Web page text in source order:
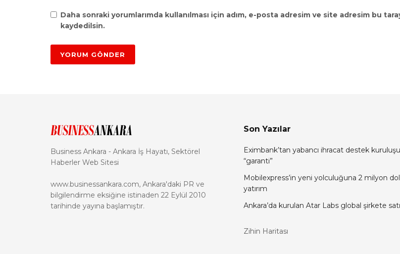
Daha sonraki yorumlarımda kullanılması için adım, e-posta adresim ve site adresim bu
kaydedilsin.
Business Ankara - Ankara İş Hayatı, Sektörel
Haberler Web Sitesi
www.businessankara.com, Ankara'daki PR ve
bilgilendirme eksiğine istinaden 22 Eylül 2010
tarihinde yayına başlamıştır.
Son Yazılar
Eximbank’tan yabancı ihracat destek
“garanti”
Mobilexpress’in yeni yolculuğuna 2 milyon
yatırım
Ankara’da kurulan Atar Labs global şirkete
Zihin Haritası